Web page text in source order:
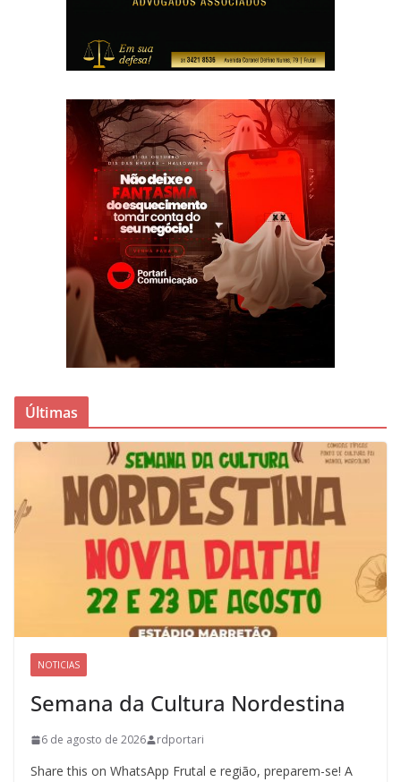
Últimas
NOTICIAS
Semana da Cultura Nordestina
6 de agosto de 2026 rdportari
Share this on WhatsApp Frutal e região, preparem-se! A